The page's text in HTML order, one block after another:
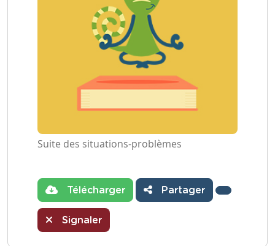
Suite des situations-problèmes
Télécharger Partager
Signaler